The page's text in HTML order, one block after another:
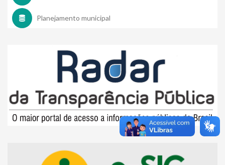
Planejamento municipal